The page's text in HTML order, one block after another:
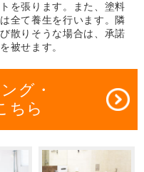
を張ります。また、塗料
全て養生を行います。隣
散りそうな場合は、承諾
被せます。
グ・
ちら